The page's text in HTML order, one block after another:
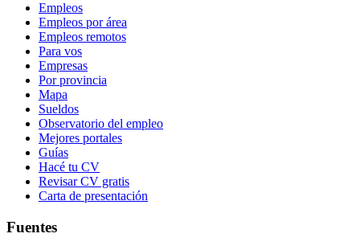
Empleos
Empleos por área
Empleos remotos
Para vos
Empresas
Por provincia
Mapa
Sueldos
Observatorio del empleo
Mejores portales
Guías
Hacé tu CV
Revisar CV gratis
Carta de presentación
Fuentes